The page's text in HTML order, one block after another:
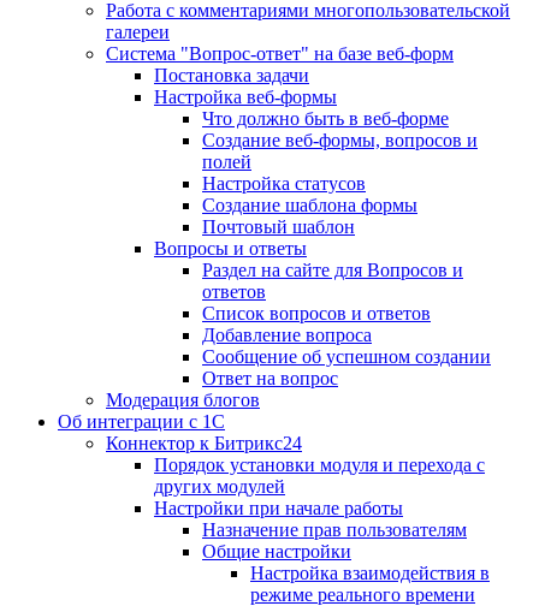
Работа с комментариями многопользовательской
галереи
Система "Вопрос-ответ" на базе веб-форм
Постановка задачи
Настройка веб-формы
Что должно быть в веб-форме
Создание веб-формы, вопросов и
полей
Настройка статусов
Создание шаблона формы
Почтовый шаблон
Вопросы и ответы
Раздел на сайте для Вопросов и
ответов
Список вопросов и ответов
Добавление вопроса
Сообщение об успешном создании
Ответ на вопрос
Модерация блогов
Об интеграции с 1С
Коннектор к Битрикс24
Порядок установки модуля и перехода с
других модулей
Настройки при начале работы
Назначение прав пользователям
Общие настройки
Настройка взаимодействия в
режиме реального времени